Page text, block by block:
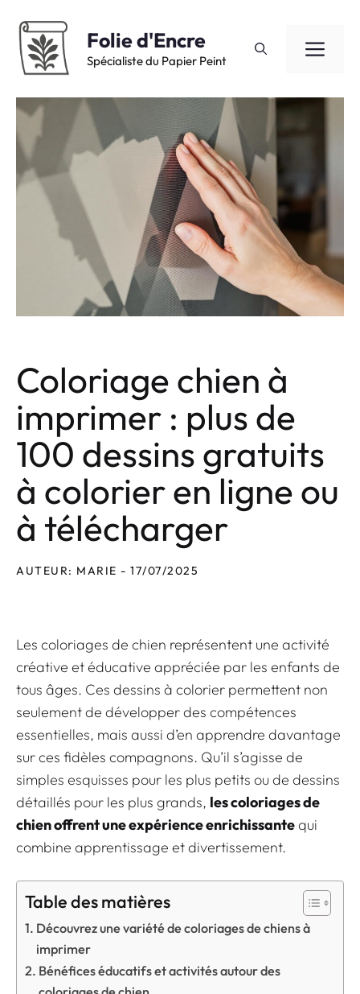
contenu
Folie d'Encre
Spécialiste du Papier Peint
Coloriage chien à
imprimer : plus de
100 dessins gratuits
à colorier en ligne ou
à télécharger
AUTEUR: MARIE - 17/07/2025
Les coloriages de chien représentent une activité
créative et éducative appréciée par les enfants de
tous âges. Ces dessins à colorier permettent non
seulement de développer des compétences
essentielles, mais aussi d’en apprendre davantage
sur ces fidèles compagnons. Qu’il s’agisse de
simples esquisses pour les plus petits ou de dessins
détaillés pour les plus grands, les coloriages de
chien offrent une expérience enrichissantequi
combine apprentissage et divertissement.
Table des matières
Découvrez une variété de coloriages de chiens à
imprimer
Bénéfices éducatifs et activités autour des